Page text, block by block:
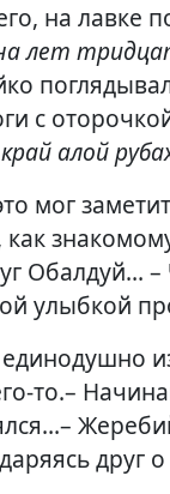
на лавке
лет
с
алой
мог
Обалдуй…
улыбкой
то.–
друг